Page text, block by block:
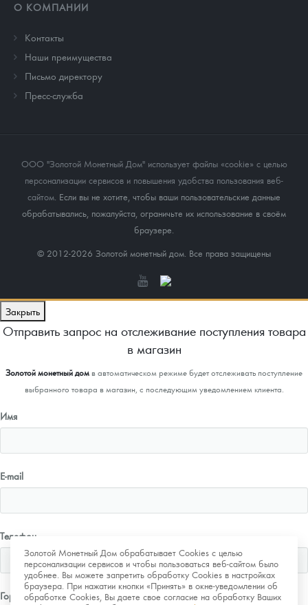
О КОМПАНИИ
Контакты
Наши преимущества
Письмо директору
Пресс-служба
ООО "Золотой Монетный Дом" использует файлы «cookie» с целью
персонализации сервисов и повышения удобства пользования веб-
сайтом. Если вы не хотите, чтобы ваши пользовательские данные
обрабатывались, пожалуйста, ограничьте их использование в своём
браузере.
© 2012-2026 Золотой монетный дом. Все права защищены
Золотой Монетный Дом обрабатывает Cookies с целью
персонализации сервисов и чтобы пользоваться веб-сайтом было
удобнее. Вы можете запретить обработку Cookies в настройках
браузера. При нажатии кнопки «Принять» в окне-уведомлении об
обработке Cookies, Вы даете свое согласие на обработку Ваших
Закрыть
Отправить запрос на отслеживание поступления товара
в магазин
Золотой монетный домв автоматическом режиме будет отслеживать поступление
выбранного товара в магазин, с последующим уведомлением клиента.
Имя
E-mail
Телефон
Город